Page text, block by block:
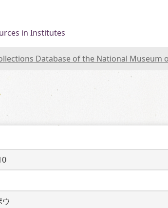
in Institutes
Database of the National Museum